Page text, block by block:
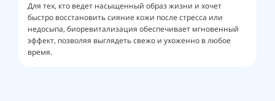
Для тех, кто ведет насыщенный образ жизни и хочет
быстро восстановить сияние кожи после стресса или
недосыпа, биоревитализация обеспечивает мгновенный
эффект, позволяя выглядеть свежо и ухоженно в любое
время.